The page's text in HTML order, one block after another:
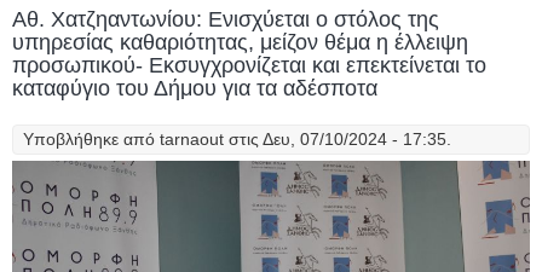
Αθ. Χατζηαντωνίου: Ενισχύεται ο στόλος της
υπηρεσίας καθαριότητας, μείζον θέμα η έλλειψη
προσωπικού- Εκσυγχρονίζεται και επεκτείνεται το
καταφύγιο του Δήμου για τα αδέσποτα
Υποβλήθηκε από tarnaout στις Δευ, 07/10/2024 - 17:35.